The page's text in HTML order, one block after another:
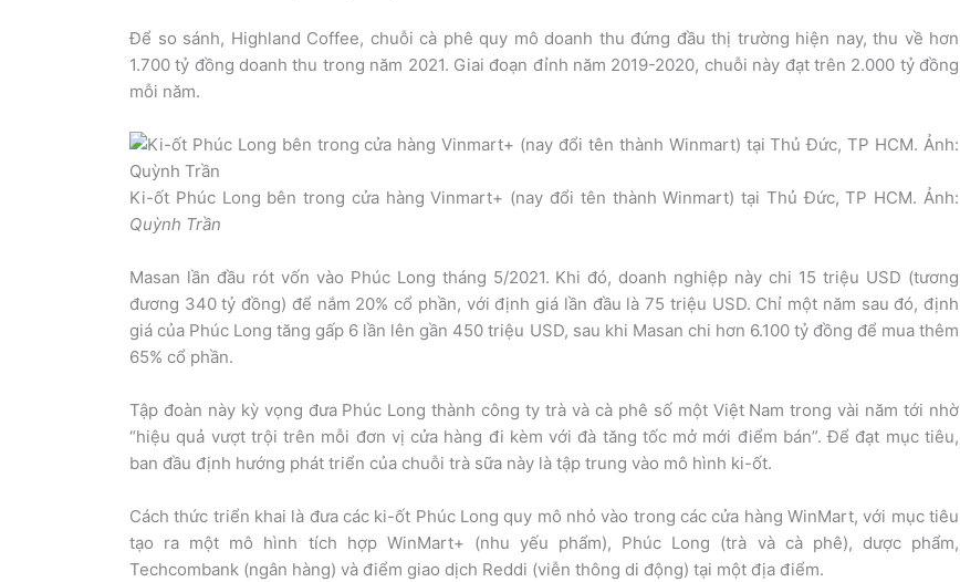
Để so sánh, Highland Coffee, chuỗi cà phê quy mô doanh thu đứng đầu thị trường hiện nay, thu về hơn
1.700 tỷ đồng doanh thu trong năm 2021. Giai đoạn đỉnh năm 2019-2020, chuỗi này đạt trên 2.000 tỷ đồng
mỗi năm.
Ki-ốt Phúc Long bên trong cửa hàng Vinmart+ (nay đổi tên thành Winmart) tại Thủ Đức, TP HCM. Ảnh:
Quỳnh Trần
Masan lần đầu rót vốn vào Phúc Long tháng 5/2021. Khi đó, doanh nghiệp này chi 15 triệu USD (tương
đương 340 tỷ đồng) để nắm 20% cổ phần, với định giá lần đầu là 75 triệu USD. Chỉ một năm sau đó, định
giá của Phúc Long tăng gấp 6 lần lên gần 450 triệu USD, sau khi Masan chi hơn 6.100 tỷ đồng để mua thêm
65% cổ phần.
Tập đoàn này kỳ vọng đưa Phúc Long thành công ty trà và cà phê số một Việt Nam trong vài năm tới nhờ
“hiệu quả vượt trội trên mỗi đơn vị cửa hàng đi kèm với đà tăng tốc mở mới điểm bán”. Để đạt mục tiêu,
ban đầu định hướng phát triển của chuỗi trà sữa này là tập trung vào mô hình ki-ốt.
Cách thức triển khai là đưa các ki-ốt Phúc Long quy mô nhỏ vào trong các cửa hàng WinMart, với mục tiêu
tạo ra một mô hình tích hợp WinMart+ (nhu yếu phẩm), Phúc Long (trà và cà phê), dược phẩm,
Techcombank (ngân hàng) và điểm giao dịch Reddi (viễn thông di động) tại một địa điểm.